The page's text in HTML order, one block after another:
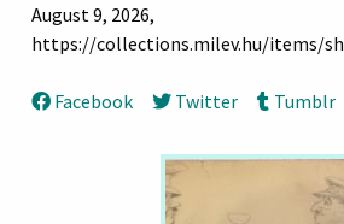
August 9, 2026,
https://collections.milev.hu/items/
Facebook Twitter Tumblr